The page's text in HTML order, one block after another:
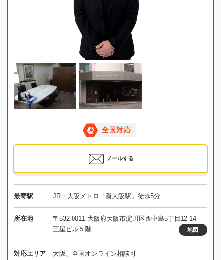
全国対応
メールする
最寄駅 JR・大阪メトロ「新大阪駅」徒歩5分
所在地
〒532-0011 大阪府大阪市淀川区西中島5丁目12-14
三星ビル５階
地図
対応エリア 大阪、全国オンライン相談可